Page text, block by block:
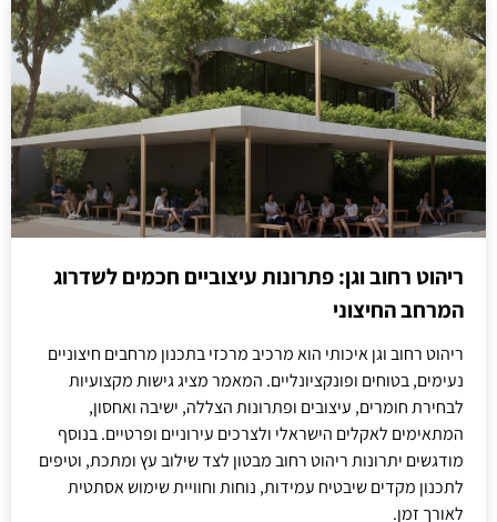
ריהוט רחוב וגן: פתרונות עיצוביים חכמים לשדרוג
המרחב החיצוני
ריהוט רחוב וגן איכותי הוא מרכיב מרכזי בתכנון מרחבים חיצוניים
נעימים, בטוחים ופונקציונליים. המאמר מציג גישות מקצועיות
לבחירת חומרים, עיצובים ופתרונות הצללה, ישיבה ואחסון,
המתאימים לאקלים הישראלי ולצרכים עירוניים ופרטיים. בנוסף
מודגשים יתרונות ריהוט רחוב מבטון לצד שילוב עץ ומתכת, וטיפים
לתכנון מקדים שיבטיח עמידות, נוחות וחוויית שימוש אסתטית
לאורך זמן.